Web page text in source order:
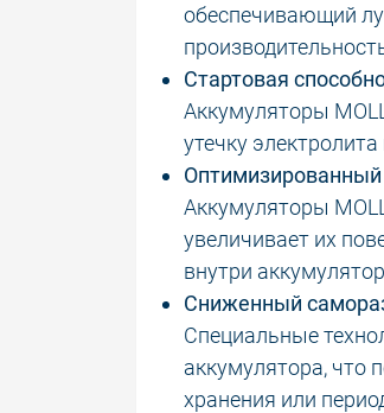
обеспечивающий
Стартовая
Аккумуляторы
утечку
Аккумуляторы
увеличивает их
внутри
Сниженный
Специальные
аккумулятора, что
хранения или